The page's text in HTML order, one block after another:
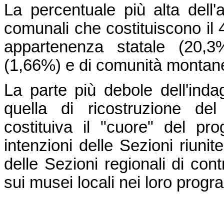
La percentuale più alta
comunali che costituiscono il
appartenenza statale
(1,66%) e di comunità
La parte più debole
quella di ricostruzione
costituiva il "cuore" del
intenzioni delle Sezioni
delle Sezioni regionali di
sui musei locali nei loro